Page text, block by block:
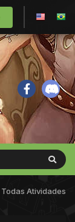
Todas Atividades